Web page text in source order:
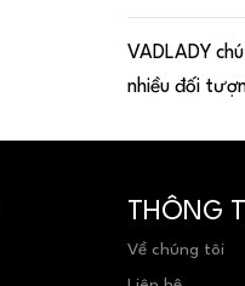
VADLADY
nhiều đối
THÔNG
Về chúng tôi